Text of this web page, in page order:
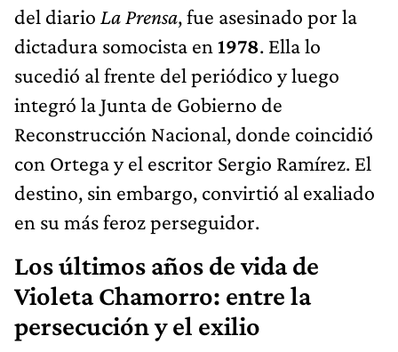
del diario La Prensa, fue asesinado por la
dictadura somocista en 1978. Ella lo
sucedió al frente del periódico y luego
integró la Junta de Gobierno de
Reconstrucción Nacional, donde coincidió
con Ortega y el escritor Sergio Ramírez. El
destino, sin embargo, convirtió al exaliado
en su más feroz perseguidor.
Los últimos años de vida de
Violeta Chamorro: entre la
persecución y el exilio